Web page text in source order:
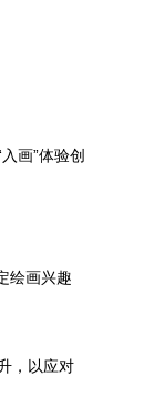
画”体验创
绘画兴趣
，以应对